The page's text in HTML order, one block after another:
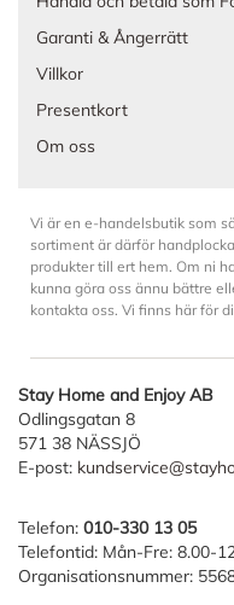
Garanti & Ångerrätt
Villkor
Presentkort
Om oss
Vi är en e-handelsbutik som
sortiment är därför
produkter till ert hem. Om ni
kunna göra oss ännu bättre
kontakta oss. Vi finns här för
Stay Home and Enjoy AB
Odlingsgatan 8
571 38 NÄSSJÖ
E-post:
Telefon: 010-330 13 05
Telefontid: Mån-Fre: 8.00-
Organisationsnummer: